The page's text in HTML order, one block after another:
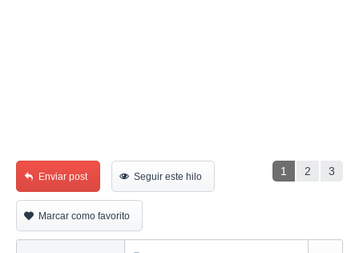
1 2 3
Enviar post Seguir este hilo
Marcar como favorito